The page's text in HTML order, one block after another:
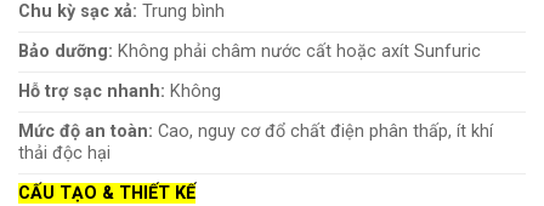
Chu kỳ sạc xả: Trung bình
Bảo dưỡng: Không phải châm nước cất hoặc axít Sunfuric
Hỗ trợ sạc nhanh: Không
Mức độ an toàn: Cao, nguy cơ đổ chất điện phân thấp, ít khí
thải độc hại
CẤU TẠO & THIẾT KẾ